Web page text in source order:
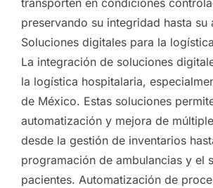
transporten en condiciones
preservando su integridad hasta su
Soluciones digitales para la
La integración de soluciones
la logística hospitalaria,
de México. Estas soluciones
automatización y mejora de
desde la gestión de inventarios
programación de ambulancias y el
pacientes. Automatización de